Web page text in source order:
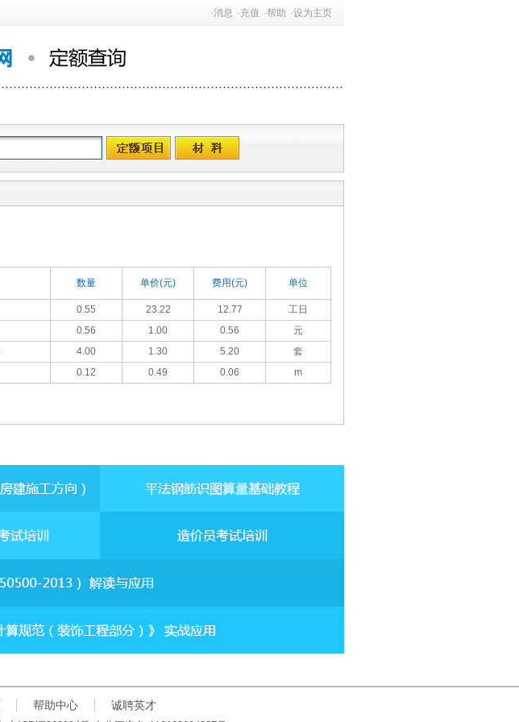
·消息 ·充值 ·帮助 ·设为主页
数量 单价(元) 费用(元) 单位
0.55 23.22 12.77 工日
0.56 1.00 0.56
元
4.00 1.30 5.20
套
0.12 0.49 0.06 m
帮助中心 诚聘英才